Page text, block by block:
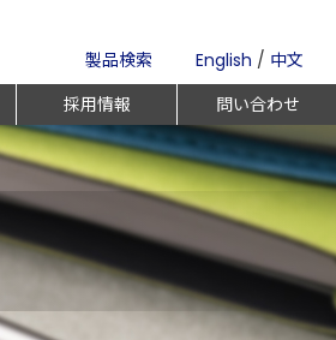
製品検索 English / 中文
採用情報 問い合わせ